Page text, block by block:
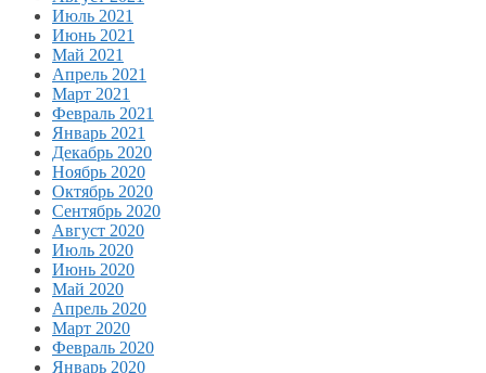
Июль 2021
Июнь 2021
Май 2021
Апрель 2021
Март 2021
Февраль 2021
Январь 2021
Декабрь 2020
Ноябрь 2020
Октябрь 2020
Сентябрь 2020
Август 2020
Июль 2020
Июнь 2020
Май 2020
Апрель 2020
Март 2020
Февраль 2020
Январь 2020